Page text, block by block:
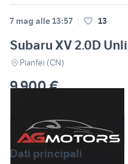
7 mag alle 13:57 13
Subaru XV 2.0D
Pianfei (CN)
9.900 €
Dati principali